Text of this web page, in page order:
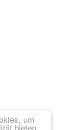
um
bieten